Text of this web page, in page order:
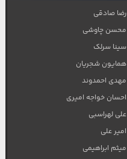
رضا صادقی
محسن چاوشی
سینا سرلک
همایون شجریان
مهدی احمدوند
احسان خواجه امیری
علی لهراسبی
امیر علی
میثم ابراهیمی